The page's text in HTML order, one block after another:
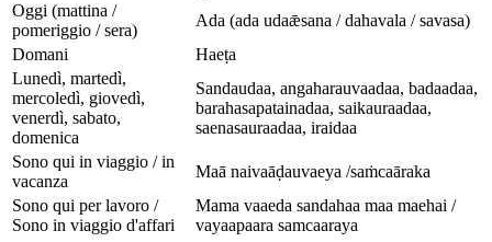
Oggi (mattina /
pomeriggio / sera)
Ada (ada udaǣsana / dahavala / savasa)
Domani
Haeṭa
Lunedì, martedì,
mercoledì, giovedì,
venerdì, sabato,
domenica
Sandaudaa, angaharauvaadaa, badaadaa,
barahasapatainadaa, saikauraadaa,
saenasauraadaa, iraidaa
Sono qui in viaggio / in
vacanza
Maā naivaāḍauvaeya /saṁcaāraka
Sono qui per lavoro /
Sono in viaggio d'affari
Mama vaaeda sandahaa maa maehai /
vayaapaara samcaaraya